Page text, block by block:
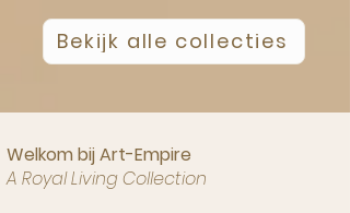
Bekijk alle collecties
Welkom bij Art-Empire
A Royal Living Collection